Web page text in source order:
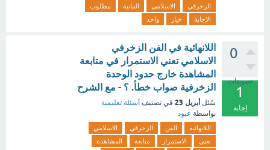
الزخرفي
الاسلامي النباتية
مطلوب
الإجابة
خيار واحد
0
تصويتات
1
إجابة
اللانهائية في الفن الزخرفي
الاسلامي تعني الاستمرار في متابعة
المشاهدة خارج حدود الوحدة
الزخرفية صواب خطأ. ؟ - مع الشرح
سُئل أبريل 23 في تصنيف أسئلة تعليمية
بواسطة عبود
اللانهائية الفن الزخرفي
الاسلامي
تعني
الاستمرار متابعة
المشاهدة